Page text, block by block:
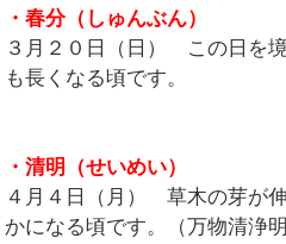
・春分（しゅんぶん）
３月２０日（日） この日を
も長くなる頃です。
・清明（せいめい）
４月４日（月） 草木の芽が
かになる頃です。（万物清浄明